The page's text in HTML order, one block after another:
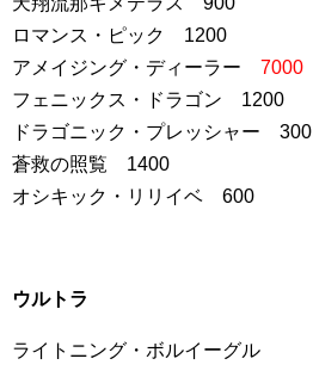
ロマンス・ピック 1200
アメイジング・ディーラー 7000
フェニックス・ドラゴン 1200
ドラゴニック・プレッシャー 300
蒼救の照覧 1400
オシキック・リリイベ 600
ウルトラ
ライトニング・ボルイーグル